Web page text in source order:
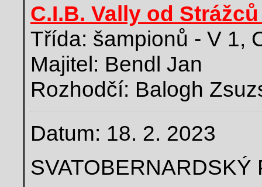
C.I.B. Vally od
Třída: šampionů - V 1,
Majitel: Bendl Jan
Rozhodčí: Balogh
Datum: 18. 2. 2023